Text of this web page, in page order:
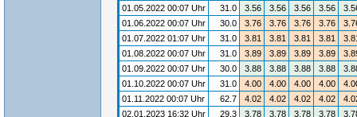
01.05.2022 00:07 Uhr
31.0 3.56 3.56 3.56 3.56
01.06.2022 00:07 Uhr
30.0 3.76 3.76 3.76 3.76
01.07.2022 01:07 Uhr
31.0 3.81 3.81 3.81 3.81
01.08.2022 00:07 Uhr
31.0 3.89 3.89 3.89 3.89
01.09.2022 00:07 Uhr
30.0 3.88 3.88 3.88 3.88
01.10.2022 00:07 Uhr
31.0 4.00 4.00 4.00 4.00
01.11.2022 00:07 Uhr
62.7 4.02 4.02 4.02 4.02
02.01.2023 16:32 Uhr
29.3 3.78 3.78 3.78 3.78